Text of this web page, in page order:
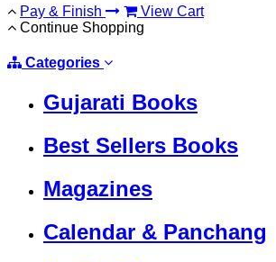
Pay & Finish
View Cart
Continue Shopping
Categories
Gujarati Books
Best Sellers Books
Magazines
Calendar & Panchang